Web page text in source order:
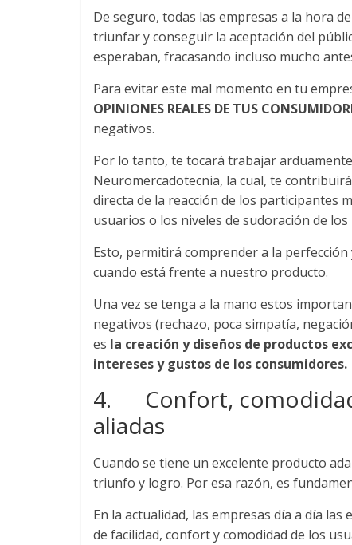
Colombia
sus
en
América
Latina
Una
mirada
estratégica
versátil
del
en
LATAM
Bitácora
de
Mercadeo
Interactivo,
Medios,
Publicidad,
Marketing,
Campañas
Publicitarias,
De seguro, todas las empresas a la hora
triunfar y conseguir la aceptación del
esperaban, fracasando incluso mucho
Para evitar este mal momento en tu
OPINIONES REALES DE TUS
negativos.
Por lo tanto, te tocará trabajar
Neuromercadotecnia, la cual, te
directa de la reacción de los participantes
usuarios o los niveles de sudoración de los
Esto, permitirá comprender a la
cuando está frente a nuestro producto.
Una vez se tenga a la mano estos
negativos (rechazo, poca simpatía,
es la creación y diseños de productos
intereses y gustos de los consumidores.
4. Confort, comodidad
aliadas
Cuando se tiene un excelente producto
triunfo y logro. Por esa razón, es
En la actualidad, las empresas día a día
de facilidad, confort y comodidad de los